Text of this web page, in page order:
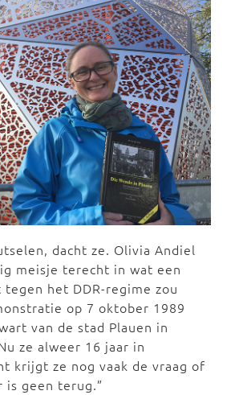
dacht ze. Olivia Andiel
meisje terecht in wat een
tegen het DDR-regime zou
op 7 oktober 1989
van de stad Plauen in
ze alweer 16 jaar in
krijgt ze nog vaak de vraag of
is geen terug.”